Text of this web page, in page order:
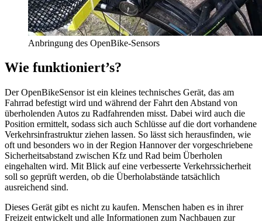
Anbringung des OpenBike-Sensors
Wie funktioniert’s?
Der OpenBikeSensor ist ein kleines technisches Gerät, das am
Fahrrad befestigt wird und während der Fahrt den Abstand von
überholenden Autos zu Radfahrenden misst. Dabei wird auch die
Position ermittelt, sodass sich auch Schlüsse auf die dort vorhandene
Verkehrsinfrastruktur ziehen lassen. So lässt sich herausfinden, wie
oft und besonders wo in der Region Hannover der vorgeschriebene
Sicherheitsabstand zwischen Kfz und Rad beim Überholen
eingehalten wird. Mit Blick auf eine verbesserte Verkehrssicherheit
soll so geprüft werden, ob die Überholabstände tatsächlich
ausreichend sind.
Dieses Gerät gibt es nicht zu kaufen. Menschen haben es in ihrer
Freizeit entwickelt und alle Informationen zum Nachbauen zur